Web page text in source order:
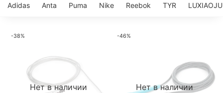
Adidas Anta Puma Nike Reebok TYR
Нет в наличии
-38%
Нет в наличии
-46%